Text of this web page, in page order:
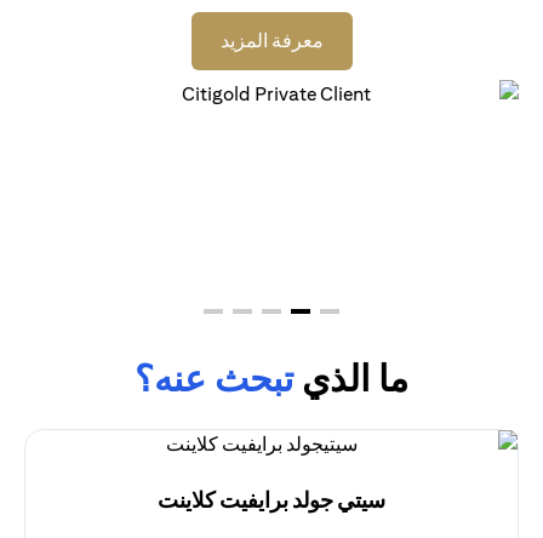
معرفة المزيد
ما الذيتبحث عنه؟
سيتي جولد برايفيت كلاينت